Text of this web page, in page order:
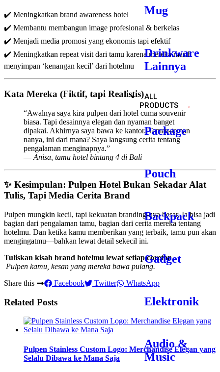
Mug
Drinkware
Lainnya
ALL
PRODUCTS
Package
Pouch
Backpack
Gadget
Elektronik
Audio &
Music
✔️ Meningkatkan brand awareness hotel
✔️ Membantu membangun image profesional & berkelas
✔️ Menjadi media promosi yang ekonomis tapi efektif
✔️ Meningkatkan repeat visit dari tamu karena mereka masih
menyimpan ‘kenangan kecil’ dari hotelmu
Kata Mereka (Fiktif, tapi Realistis)
“Awalnya saya kira pulpen dari hotel cuma souvenir
biasa. Tapi desainnya elegan dan nyaman banget
dipakai. Akhirnya saya bawa ke kantor. Teman-teman
nanya, ini dari mana? Saya langsung cerita tentang
pengalaman menginapnya.”
— Anisa, tamu hotel bintang 4 di Bali
✨ Kesimpulan: Pulpen Hotel Bukan Sekadar Alat
Tulis, Tapi Media Cerita Brand
Pulpen mungkin kecil, tapi kekuatan branding-nya besar. Ia bisa jadi
bagian dari pengalaman tamu, bagian dari cerita mereka tentang
hotelmu. Dan ketika kamu memberikan yang terbaik, tamu pun akan
mengingatmu—bahkan lewat detail sekecil ini.
Tuliskan kisah brand hotelmu lewat setiap coretan.
Pulpen kamu, kesan yang mereka bawa pulang.
Share this
Facebook Twitter WhatsApp
Related Posts
Pulpen Stainless Custom Logo: Merchandise Elegan yang
Selalu Dibawa ke Mana Saja